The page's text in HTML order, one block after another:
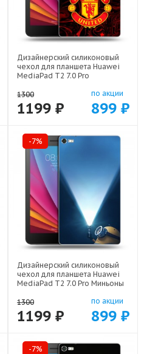
Дизайнерский силиконовый
чехол для планшета Huawei
MediaPad T2 7.0 Pro
22501
1300
1199 ₽
по акции
899 ₽
-7%
Дизайнерский силиконовый
чехол для планшета Huawei
MediaPad T2 7.0 Pro Миньоны
1300
1199 ₽
по акции
899 ₽
-7%